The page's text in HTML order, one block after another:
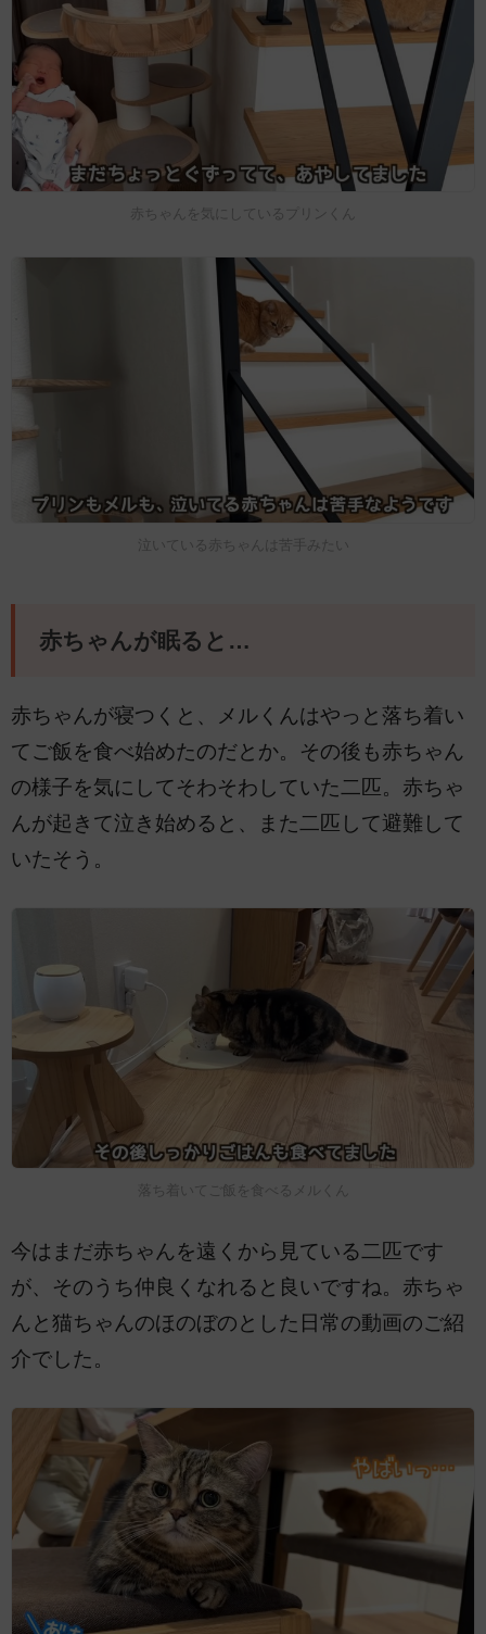
赤ちゃんを気にしているプリンくん
泣いている赤ちゃんは苦手みたい
赤ちゃんが眠ると…
赤ちゃんが寝つくと、メルくんはやっと落ち着い
てご飯を食べ始めたのだとか。その後も赤ちゃん
の様子を気にしてそわそわしていた二匹。赤ちゃ
んが起きて泣き始めると、また二匹して避難して
いたそう。
落ち着いてご飯を食べるメルくん
今はまだ赤ちゃんを遠くから見ている二匹です
が、そのうち仲良くなれると良いですね。赤ちゃ
んと猫ちゃんのほのぼのとした日常の動画のご紹
介でした。